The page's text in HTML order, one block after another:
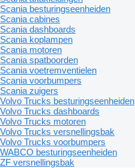
Scania besturingseenheiden
Scania cabines
Scania dashboards
Scania koplampen
Scania motoren
Scania spatboorden
Scania voetremventielen
Scania voorbumpers
Scania zuigers
Volvo Trucks besturingseenheiden
Volvo Trucks dashboards
Volvo Trucks motoren
Volvo Trucks versnellingsbak
Volvo Trucks voorbumpers
WABCO besturingseenheiden
ZF versnellingsbak